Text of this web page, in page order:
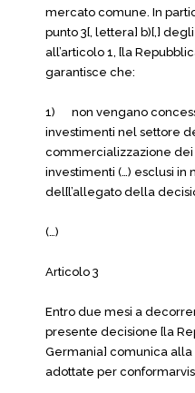
mercato comune. In
punto 3[, lettera] b)[,]
all’articolo 1, [la
garantisce che:
1) non vengano
investimenti nel settore
commercializzazione
investimenti (…) esclusi in
del[l’allegato della
(…)
Articolo 3
Entro due mesi a
presente decisione [la
Germania] comunica
adottate per